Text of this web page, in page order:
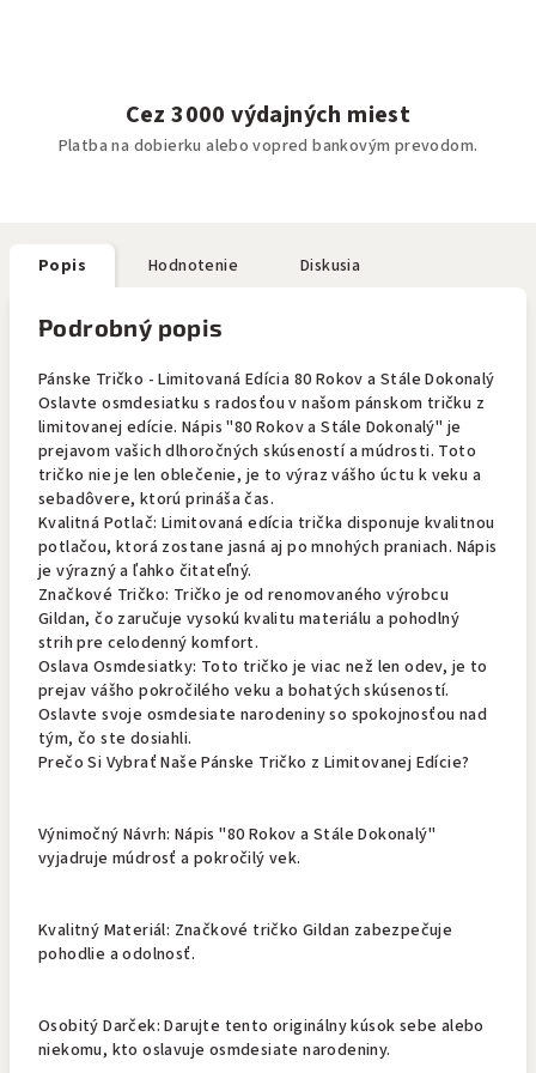
Cez 3000 výdajných miest
Platba na dobierku alebo vopred bankovým prevodom.
Popis Hodnotenie Diskusia
Podrobný popis
Pánske Tričko - Limitovaná Edícia 80 Rokov a Stále Dokonalý
Oslavte osmdesiatku s radosťou v našom pánskom tričku z
limitovanej edície. Nápis "80 Rokov a Stále Dokonalý" je
prejavom vašich dlhoročných skúseností a múdrosti. Toto
tričko nie je len oblečenie, je to výraz vášho úctu k veku a
sebadôvere, ktorú prináša čas.
Kvalitná Potlač: Limitovaná edícia trička disponuje kvalitnou
potlačou, ktorá zostane jasná aj po mnohých praniach. Nápis
je výrazný a ľahko čitateľný.
Značkové Tričko: Tričko je od renomovaného výrobcu
Gildan, čo zaručuje vysokú kvalitu materiálu a pohodlný
strih pre celodenný komfort.
Oslava Osmdesiatky: Toto tričko je viac než len odev, je to
prejav vášho pokročilého veku a bohatých skúseností.
Oslavte svoje osmdesiate narodeniny so spokojnosťou nad
tým, čo ste dosiahli.
Prečo Si Vybrať Naše Pánske Tričko z Limitovanej Edície?
Výnimočný Návrh: Nápis "80 Rokov a Stále Dokonalý"
vyjadruje múdrosť a pokročilý vek.
Kvalitný Materiál: Značkové tričko Gildan zabezpečuje
pohodlie a odolnosť.
Osobitý Darček: Darujte tento originálny kúsok sebe alebo
niekomu, kto oslavuje osmdesiate narodeniny.